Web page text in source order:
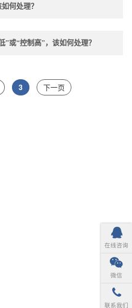
在线咨询
微信
联系我们
何处理？
或“控制高”，该如何处理？
3 下一页